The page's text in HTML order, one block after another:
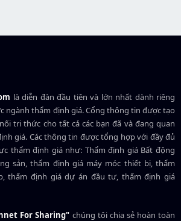
là diễn đàn đầu tiên và lớn nhất dành riêng
ngànhthẩm định giá. Cổng thông tin được tạo
tri thức cho tất cả các bạn đã và đang quan
giá. Các thông tin được tổng hợp với đầy đủ
thẩm định giá như: Thẩm định giá Bất động
sản, thẩm định giá máy móc thiết bị, thẩm
thẩm định giá dự án đầu tư, thẩm định giá
For Sharing" chúng tôi chia sẻ hoàn toàn